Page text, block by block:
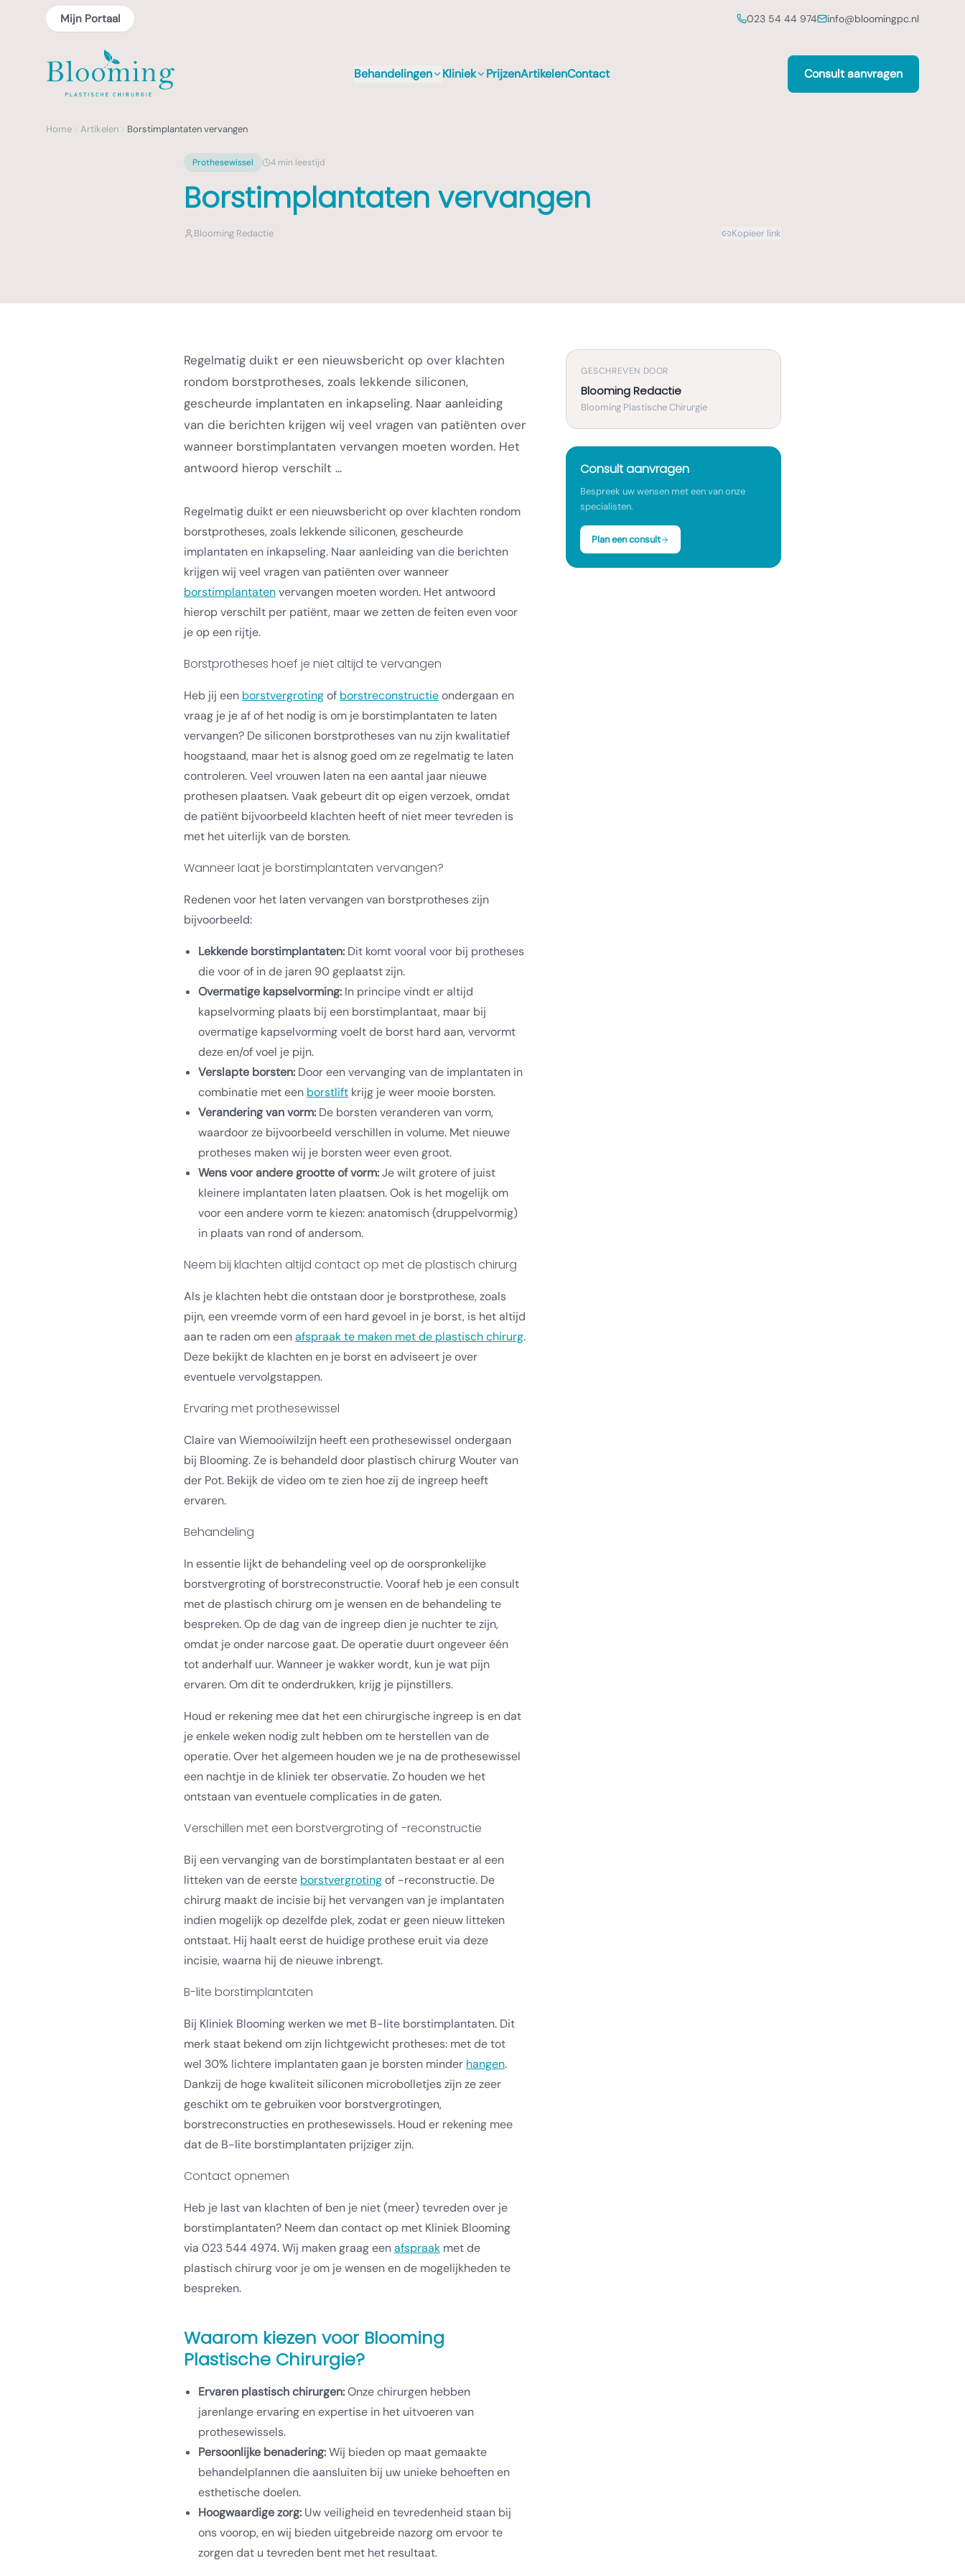
Mijn Portaal 023 54 44 974 info@bloomingpc.nl
Behandelingen Kliniek PrijzenArtikelenContact Consult aanvragen
Home Artikelen Borstimplantaten vervangen
Prothesewissel 4 min leestijd
Borstimplantaten vervangen
Blooming Redactie Kopieer link
Regelmatig duikt er een nieuwsbericht op over klachten
rondom borstprotheses, zoals lekkende siliconen,
gescheurde implantaten en inkapseling. Naar aanleiding
van die berichten krijgen wij veel vragen van patiënten over
wanneer borstimplantaten vervangen moeten worden. Het
antwoord hierop verschilt ...
Regelmatig duikt er een nieuwsbericht op over klachten rondom
borstprotheses, zoals lekkende siliconen, gescheurde
implantaten en inkapseling. Naar aanleiding van die berichten
krijgen wij veel vragen van patiënten over wanneer
borstimplantatenvervangen moeten worden. Het antwoord
hierop verschilt per patiënt, maar we zetten de feiten even voor
je op een rijtje.
Borstprotheses hoef je niet altijd te vervangen
Heb jij een borstvergrotingof borstreconstructieondergaan en
vraag je je af of het nodig is om je borstimplantaten te laten
vervangen? De siliconen borstprotheses van nu zijn kwalitatief
hoogstaand, maar het is alsnog goed om ze regelmatig te laten
controleren. Veel vrouwen laten na een aantal jaar nieuwe
prothesen plaatsen. Vaak gebeurt dit op eigen verzoek, omdat
de patiënt bijvoorbeeld klachten heeft of niet meer tevreden is
met het uiterlijk van de borsten.
Wanneer laat je borstimplantaten vervangen?
Redenen voor het laten vervangen van borstprotheses zijn
bijvoorbeeld:
Lekkende borstimplantaten: Dit komt vooral voor bij protheses
die voor of in de jaren 90 geplaatst zijn.
Overmatige kapselvorming: In principe vindt er altijd
kapselvorming plaats bij een borstimplantaat, maar bij
overmatige kapselvorming voelt de borst hard aan, vervormt
deze en/of voel je pijn.
Verslapte borsten: Door een vervanging van de implantaten in
combinatie met een borstlift krijg je weer mooie borsten.
Verandering van vorm: De borsten veranderen van vorm,
waardoor ze bijvoorbeeld verschillen in volume. Met nieuwe
protheses maken wij je borsten weer even groot.
Wens voor andere grootte of vorm:Je wilt grotere of juist
kleinere implantaten laten plaatsen. Ook is het mogelijk om
voor een andere vorm te kiezen: anatomisch (druppelvormig)
in plaats van rond of andersom.
Neem bij klachten altijd contact op met de plastisch chirurg
Als je klachten hebt die ontstaan door je borstprothese, zoals
pijn, een vreemde vorm of een hard gevoel in je borst, is het altijd
aan te raden om eenafspraak te maken met de plastisch chirurg.
Deze bekijkt de klachten en je borst en adviseert je over
eventuele vervolgstappen.
Ervaring met prothesewissel
Claire van Wiemooiwilzijn heeft een prothesewissel ondergaan
bij Blooming. Ze is behandeld door plastisch chirurg Wouter van
der Pot. Bekijk de video om te zien hoe zij de ingreep heeft
ervaren.
Behandeling
In essentie lijkt de behandeling veel op de oorspronkelijke
borstvergroting of borstreconstructie. Vooraf heb je een consult
met de plastisch chirurg om je wensen en de behandeling te
bespreken. Op de dag van de ingreep dien je nuchter te zijn,
omdat je onder narcose gaat. De operatie duurt ongeveer één
tot anderhalf uur. Wanneer je wakker wordt, kun je wat pijn
ervaren. Om dit te onderdrukken, krijg je pijnstillers.
Houd er rekening mee dat het een chirurgische ingreep is en dat
je enkele weken nodig zult hebben om te herstellen van de
operatie. Over het algemeen houden we je na de prothesewissel
een nachtje in de kliniek ter observatie. Zo houden we het
ontstaan van eventuele complicaties in de gaten.
Verschillen met een borstvergroting of -reconstructie
Bij een vervanging van de borstimplantaten bestaat er al een
litteken van de eerste borstvergrotingof -reconstructie. De
chirurg maakt de incisie bij het vervangen van je implantaten
indien mogelijk op dezelfde plek, zodat er geen nieuw litteken
ontstaat. Hij haalt eerst de huidige prothese eruit via deze
incisie, waarna hij de nieuwe inbrengt.
B-lite borstimplantaten
Bij Kliniek Blooming werken we met B-lite borstimplantaten. Dit
merk staat bekend om zijn lichtgewicht protheses: met de tot
wel 30% lichtere implantaten gaan je borsten minder hangen.
Dankzij de hoge kwaliteit siliconen microbolletjes zijn ze zeer
geschikt om te gebruiken voor borstvergrotingen,
borstreconstructies en prothesewissels. Houd er rekening mee
dat de B-lite borstimplantaten prijziger zijn.
Contact opnemen
Heb je last van klachten of ben je niet (meer) tevreden over je
borstimplantaten? Neem dan contact op met Kliniek Blooming
via 023 544 4974. Wij maken graag eenafspraak met de
plastisch chirurg voor je om je wensen en de mogelijkheden te
bespreken.
Waarom kiezen voor Blooming
Plastische Chirurgie?
Ervaren plastisch chirurgen:Onze chirurgen hebben
jarenlange ervaring en expertise in het uitvoeren van
prothesewissels.
Persoonlijke benadering:Wij bieden op maat gemaakte
behandelplannen die aansluiten bij uw unieke behoeften en
esthetische doelen.
Hoogwaardige zorg: Uw veiligheid en tevredenheid staan bij
ons voorop, en wij bieden uitgebreide nazorg om ervoor te
zorgen dat u tevreden bent met het resultaat.
GESCHREVEN DOOR
Blooming Redactie
Blooming Plastische Chirurgie
Consult aanvragen
Bespreek uw wensen met een van onze
specialisten.
Plan een consult